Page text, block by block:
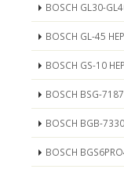
BOSCH GL30-
BOSCH GL-45
BOSCH GS-10
BOSCH BSG-
BOSCH BGB-7330
BOSCH